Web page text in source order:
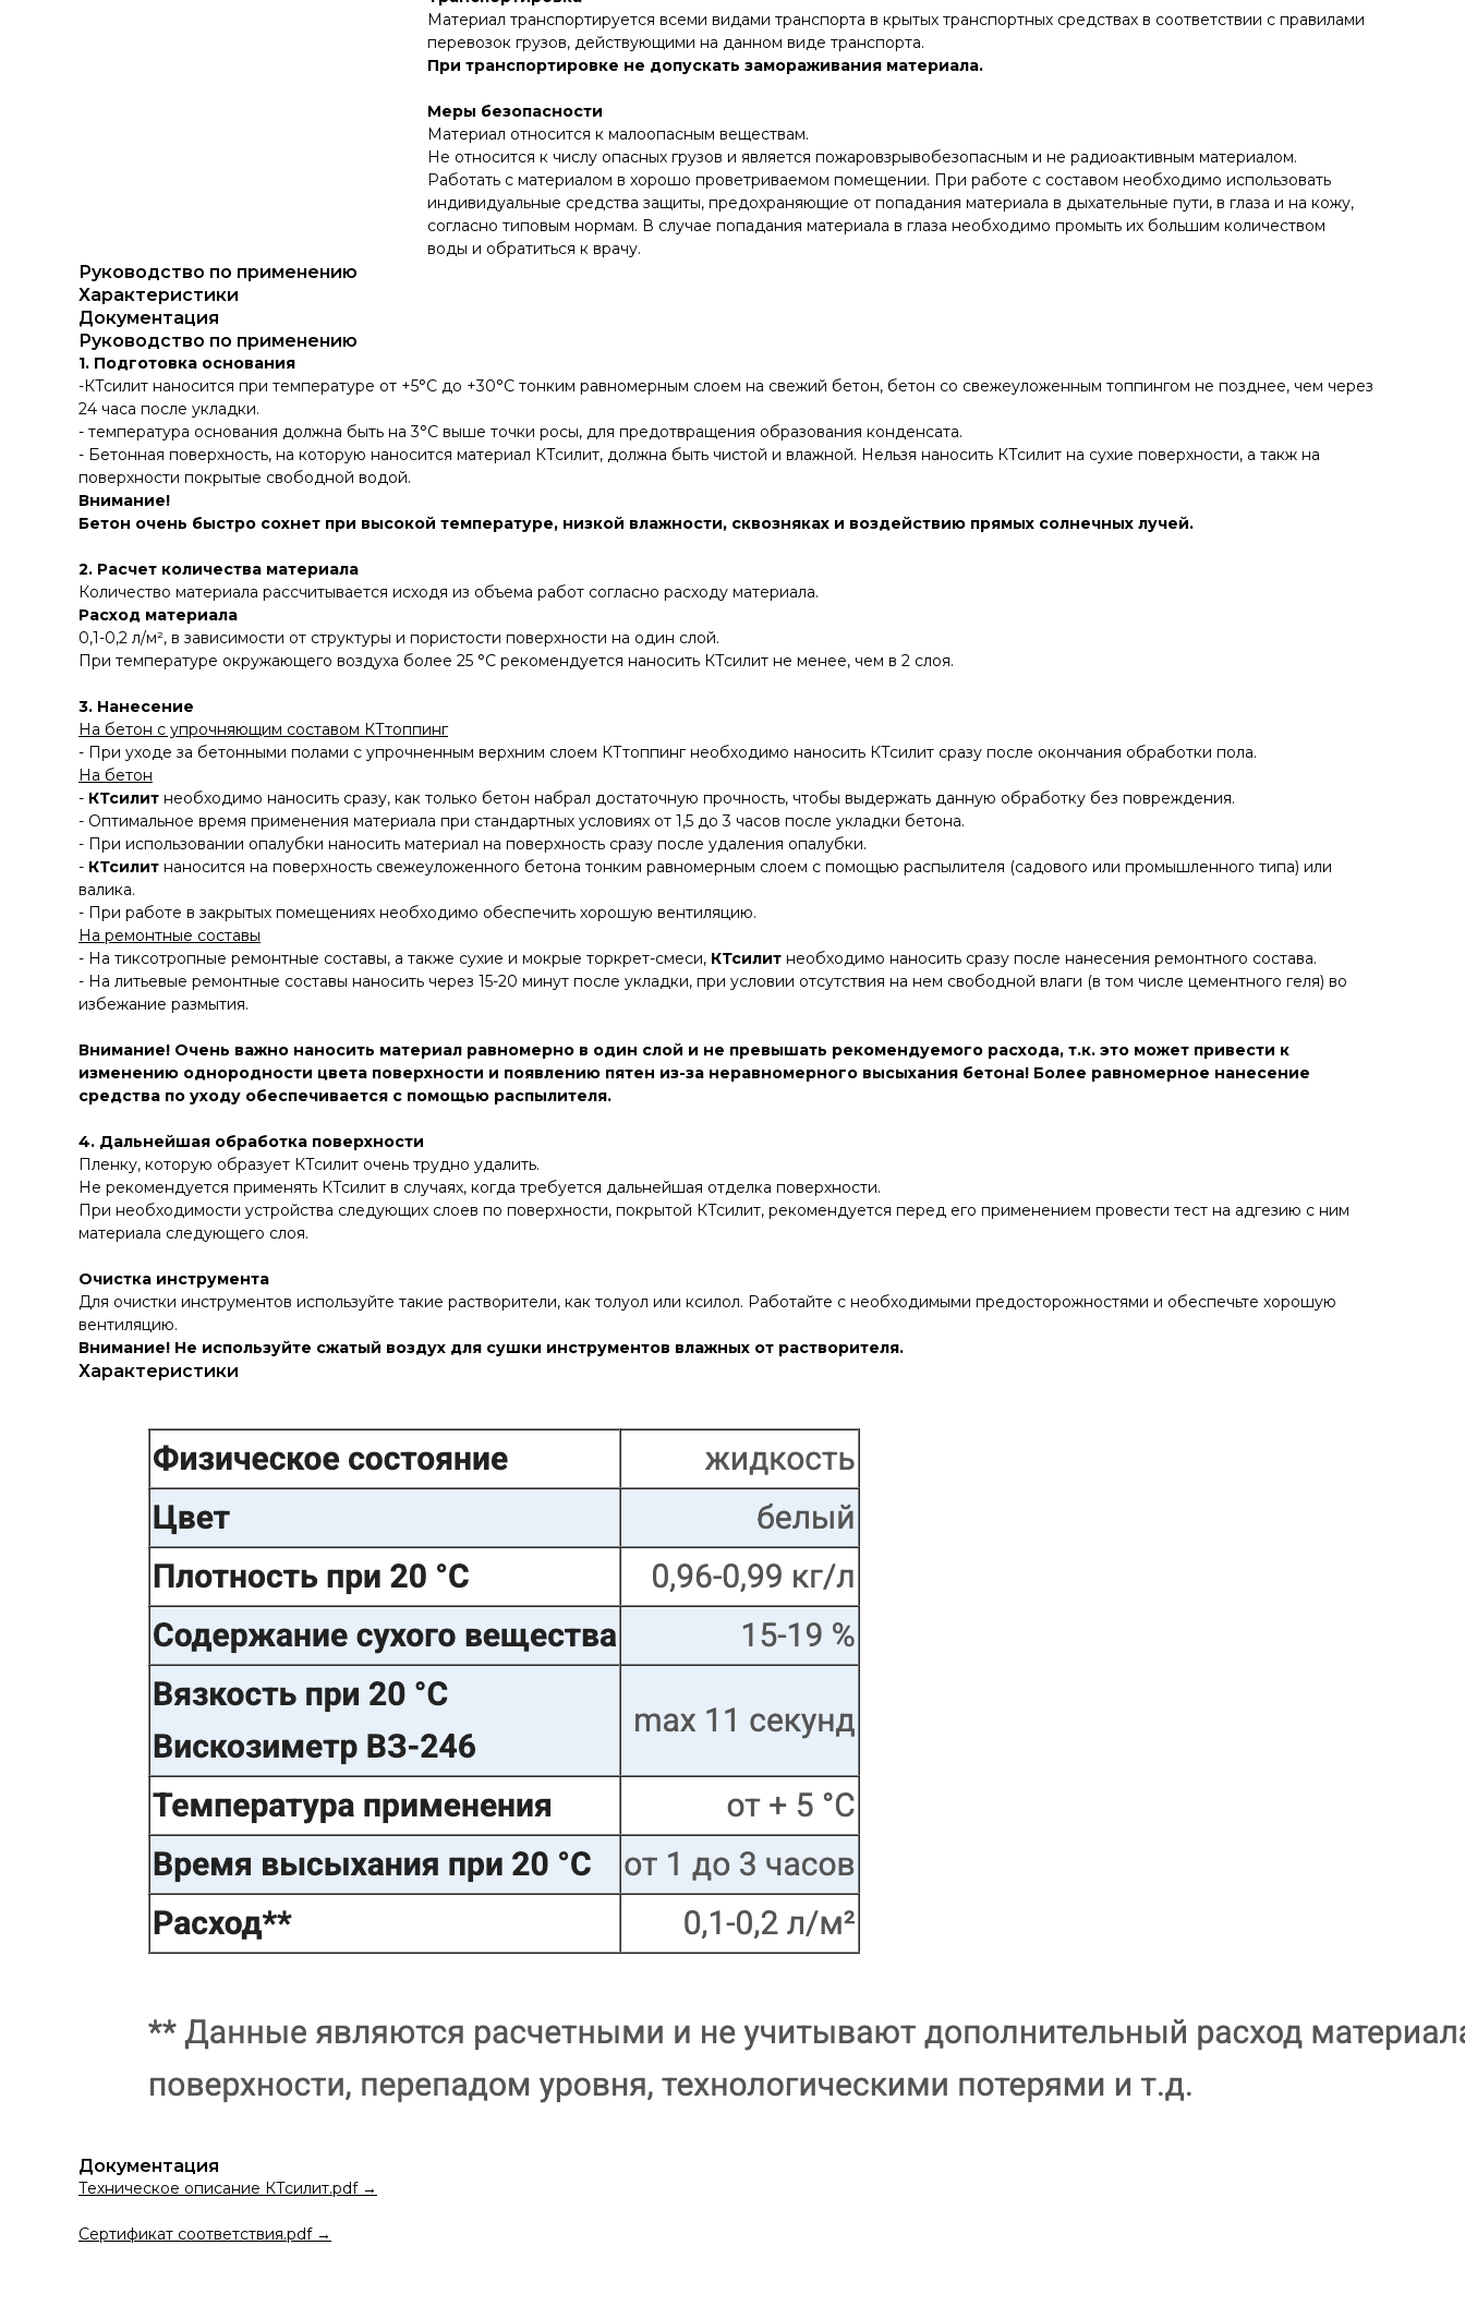
Материал транспортируется всеми видами транспорта в крытых транспортных средствах в соответствии с правилами
перевозок грузов, действующими на данном виде транспорта.
При транспортировке не допускать замораживания материала.
Меры безопасности
Материал относится к малоопасным веществам.
Не относится к числу опасных грузов и является пожаровзрывобезопасным и не радиоактивным материалом.
Работать с материалом в хорошо проветриваемом помещении. При работе с составом необходимо использовать
индивидуальные средства защиты, предохраняющие от попадания материала в дыхательные пути, в глаза и на кожу,
согласно типовым нормам. В случае попадания материала в глаза необходимо промыть их большим количеством
воды и обратиться к врачу.
Руководство по применению
Характеристики
Документация
Руководство по применению
1. Подготовка основания
-КТсилит наносится при температуре от +5°С до +30°С тонким равномерным слоем на свежий бетон, бетон со свежеуложенным топпингом не позднее, чем через
24 часа после укладки.
- температура основания должна быть на 3°C выше точки росы, для предотвращения образования конденсата.
- Бетонная поверхность, на которую наносится материал КТсилит, должна быть чистой и влажной. Нельзя наносить КТсилит на сухие поверхности, а такж на
поверхности покрытые свободной водой.
Внимание!
Бетон очень быстро сохнет при высокой температуре, низкой влажности, сквозняках и воздействию прямых солнечных лучей.
2. Расчет количества материала
Количество материала рассчитывается исходя из объема работ согласно расходу материала.
Расход материала
0,1-0,2 л/м², в зависимости от структуры и пористости поверхности на один слой.
При температуре окружающего воздуха более 25 °С рекомендуется наносить КТсилит не менее, чем в 2 слоя.
3. Нанесение
На бетон с упрочняющим составом КТтоппинг
- При уходе за бетонными полами с упрочненным верхним слоем КТтоппинг необходимо наносить КТсилит сразу после окончания обработки пола.
На бетон
- КТсилит необходимо наносить сразу, как только бетон набрал достаточную прочность, чтобы выдержать данную обработку без повреждения.
- Оптимальное время применения материала при стандартных условиях от 1,5 до 3 часов после укладки бетона.
- При использовании опалубки наносить материал на поверхность сразу после удаления опалубки.
- КТсилит наносится на поверхность свежеуложенного бетона тонким равномерным слоем с помощью распылителя (садового или промышленного типа) или
валика.
- При работе в закрытых помещениях необходимо обеспечить хорошую вентиляцию.
На ремонтные составы
- На тиксотропные ремонтные составы, а также сухие и мокрые торкрет-смеси, КТсилит необходимо наносить сразу после нанесения ремонтного состава.
- На литьевые ремонтные составы наносить через 15-20 минут после укладки, при условии отсутствия на нем свободной влаги (в том числе цементного геля) во
избежание размытия.
Внимание! Очень важно наносить материал равномерно в один слой и не превышать рекомендуемого расхода, т.к. это может привести к
изменению однородности цвета поверхности и появлению пятен из-за неравномерного высыхания бетона! Более равномерное нанесение
средства по уходу обеспечивается с помощью распылителя.
4. Дальнейшая обработка поверхности
Пленку, которую образует КТсилит очень трудно удалить.
Не рекомендуется применять КТсилит в случаях, когда требуется дальнейшая отделка поверхности.
При необходимости устройства следующих слоев по поверхности, покрытой КТсилит, рекомендуется перед его применением провести тест на адгезию с ним
материала следующего слоя.
Очистка инструмента
Для очистки инструментов используйте такие растворители, как толуол или ксилол. Работайте с необходимыми предосторожностями и обеспечьте хорошую
вентиляцию.
Внимание! Не используйте сжатый воздух для сушки инструментов влажных от растворителя.
Характеристики
Документация
Техническое описание КТсилит.pdf →
Сертификат соответствия.pdf →